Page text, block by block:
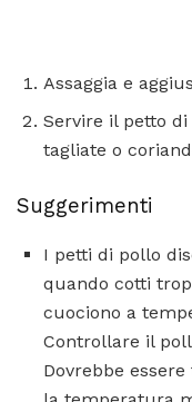
Assaggia e
Servire il petto
tagliate o
Suggerimenti
I petti di pollo
quando cotti
cuociono a
Controllare il
Dovrebbe